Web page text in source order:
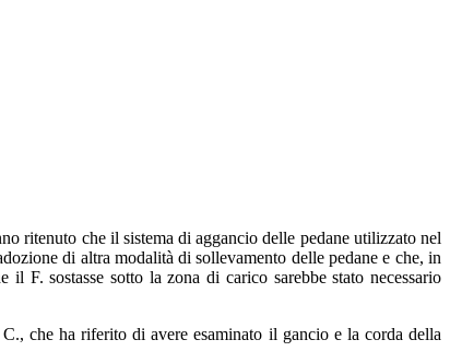
ritenuto che il sistema di aggancio delle pedane utilizzato nel
di altra modalità di sollevamento delle pedane e che, in
F. sostasse sotto la zona di carico sarebbe stato necessario
che ha riferito di avere esaminato il gancio e la corda della